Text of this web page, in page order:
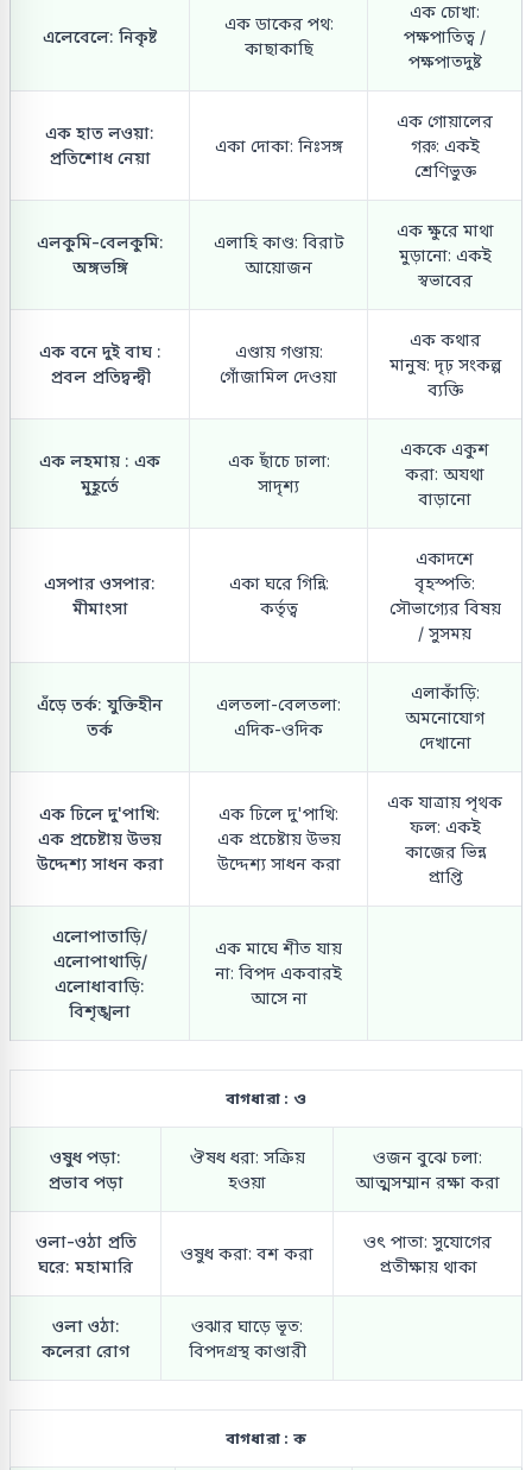
এলেবেলে: নিকৃষ্ট
এক ডাকের পথ:
কাছাকাছি
এক চোখা:
পক্ষপাতিত্ব /
পক্ষপাতদুষ্ট
এক হাত লওয়া:
প্রতিশোধ নেয়া
একা দোকা: নিঃসঙ্গ
এক গোয়ালের
গরু: একই
শ্রেণিভুক্ত
এলকুমি-বেলকুমি:
অঙ্গভঙ্গি
এলাহি কাণ্ড: বিরাট
আয়োজন
এক ক্ষুরে মাথা
মুড়ানো: একই
স্বভাবের
এক বনে দুই বাঘ :
প্রবল প্রতিদ্বন্দ্বী
এণ্ডায় গণ্ডায়:
গোঁজামিল দেওয়া
এক কথার
মানুষ: দৃঢ় সংকল্প
ব্যক্তি
এক লহমায় : এক
মুহূর্তে
এক ছাঁচে ঢালা:
সাদৃশ্য
এককে একুশ
করা: অযথা
বাড়ানো
এসপার ওসপার:
মীমাংসা
একা ঘরে গিন্নি:
কর্তৃত্ব
একাদশে
বৃহস্পতি:
সৌভাগ্যের বিষয়
/ সুসময়
এঁড়ে তর্ক: যুক্তিহীন
তর্ক
এলতলা-বেলতলা:
এদিক-ওদিক
এলাকাঁড়ি:
অমনোযোগ
দেখানো
এক ঢিলে দু'পাখি:
এক প্রচেষ্টায় উভয়
উদ্দেশ্য সাধন করা
এক ঢিলে দু'পাখি:
এক প্রচেষ্টায় উভয়
উদ্দেশ্য সাধন করা
এক যাত্রায় পৃথক
ফল: একই
কাজের ভিন্ন
প্রাপ্তি
এলোপাতাড়ি/
এলোপাথাড়ি/
এলোধাবাড়ি:
বিশৃঙ্খলা
এক মাঘে শীত যায়
না: বিপদ একবারই
আসে না
বাগধারা : ও
ওষুধ পড়া:
প্রভাব পড়া
ঔষধ ধরা: সক্রিয়
হওয়া
ওজন বুঝে চলা:
আত্মসম্মান রক্ষা করা
ওলা-ওঠা প্রতি
ঘরে: মহামারি
ওষুধ করা: বশ করা
ওৎ পাতা: সুযোগের
প্রতীক্ষায় থাকা
ওলা ওঠা:
কলেরা রোগ
ওঝার ঘাড়ে ভূত:
বিপদগ্রস্থ কাণ্ডারী
বাগধারা : ক